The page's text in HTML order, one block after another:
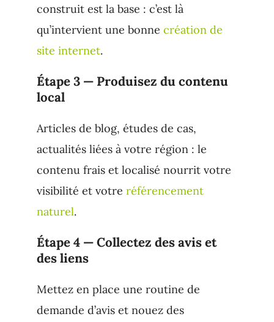
construit est la base : c’est là
qu’intervient une bonne création de
site internet.
Étape 3 — Produisez du contenu
local
Articles de blog, études de cas,
actualités liées à votre région : le
contenu frais et localisé nourrit votre
visibilité et votre référencement
naturel.
Étape 4 — Collectez des avis et
des liens
Mettez en place une routine de
demande d’avis et nouez des